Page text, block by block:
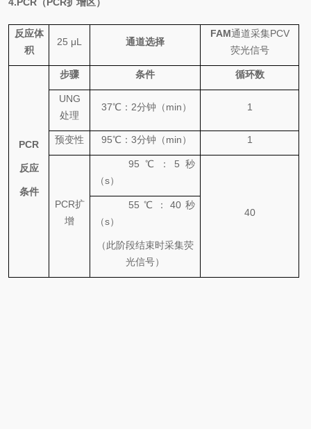
反应体
积
25 μL 通道选择
FAM通道采集PCV
荧光信号
PCR
反应
条件
步骤 条件 循环数
UNG
处理
37℃ ： 2分钟（min） 1
预变性 95℃ ： 3分钟（min） 1
PCR扩
增
95 ℃ ： 5 秒
（s）
40
55 ℃ ：40 秒
（s）
（此阶段结束时采集荧
光信号）